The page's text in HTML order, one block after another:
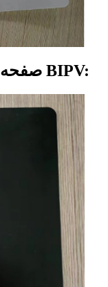
1. صفحه پشتی اپوکسی فتوولتائیک BIPV: